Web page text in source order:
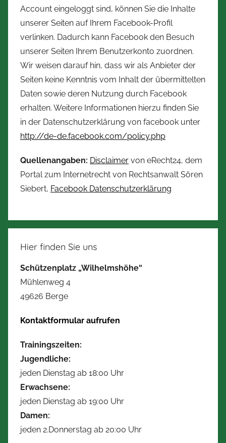
Account eingeloggt sind, können Sie die Inhalte
unserer Seiten auf Ihrem Facebook-Profil
verlinken. Dadurch kann Facebook den Besuch
unserer Seiten Ihrem Benutzerkonto zuordnen.
Wir weisen darauf hin, dass wir als Anbieter der
Seiten keine Kenntnis vom Inhalt der übermittelten
Daten sowie deren Nutzung durch Facebook
erhalten. Weitere Informationen hierzu finden Sie
in der Datenschutzerklärung von facebook unter
http://de-de.facebook.com/policy.php
Quellenangaben: Disclaimer von eRecht24, dem
Portal zum Internetrecht von Rechtsanwalt Sören
Siebert, Facebook Datenschutzerklärung
Hier finden Sie uns
Schützenplatz „Wilhelmshöhe“
Mühlenweg 4
49626 Berge
Kontaktformular aufrufen
Trainingszeiten:
Jugendliche:
jeden Dienstag ab 18:00 Uhr
Erwachsene:
jeden Dienstag ab 19:00 Uhr
Damen:
jeden 2.Donnerstag ab 20:00 Uhr